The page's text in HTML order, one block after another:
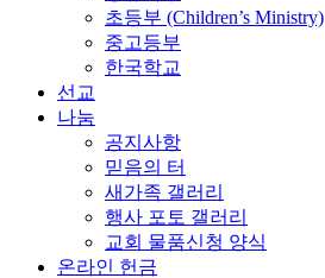
초등부 (Children’s Ministry)
중고등부
한국학교
선교
나눔
공지사항
믿음의 터
새가족 갤러리
행사 포토 갤러리
교회 물품신청 양식
온라인 헌금